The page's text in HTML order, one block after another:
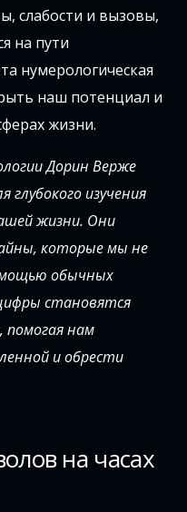
слабости и вызовы,
на пути
нумерологическая
наш потенциал и
жизни.
Дорин Верже
изучения
жизни. Они
которые мы не
обычных
становятся
помогая нам
и обрести
на часах